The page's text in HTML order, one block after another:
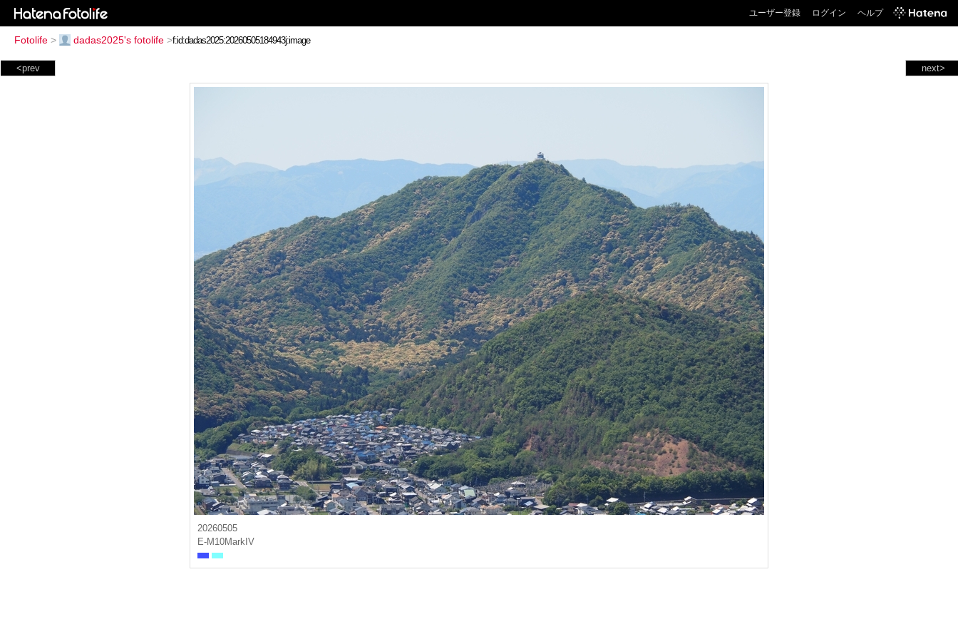
ユーザー登録 ログイン ヘルプ
Fotolife > dadas2025's fotolife >
next>
<prev
20260505
E-M10MarkIV